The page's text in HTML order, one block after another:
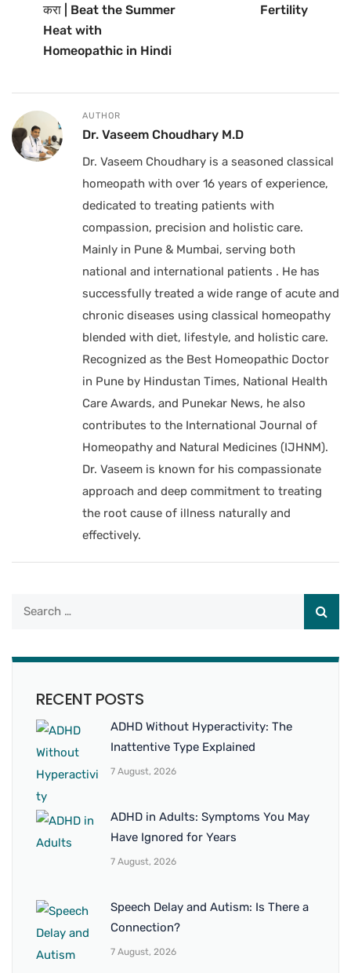
करा | Beat the Summer
Heat with
Homeopathic in Hindi
Fertility
AUTHOR
Dr. Vaseem Choudhary M.D
Dr. Vaseem Choudhary is a seasoned classical
homeopath with over 16 years of experience,
dedicated to treating patients with
compassion, precision and holistic care.
Mainly in Pune & Mumbai, serving both
national and international patients . He has
successfully treated a wide range of acute and
chronic diseases using classical homeopathy
blended with diet, lifestyle, and holistic care.
Recognized as the Best Homeopathic Doctor
in Pune by Hindustan Times, National Health
Care Awards, and Punekar News, he also
contributes to the International Journal of
Homeopathy and Natural Medicines (IJHNM).
Dr. Vaseem is known for his compassionate
approach and deep commitment to treating
the root cause of illness naturally and
effectively.
RECENT POSTS
ADHD Without Hyperactivity: The
Inattentive Type Explained
7 August, 2026
ADHD in Adults: Symptoms You May
Have Ignored for Years
7 August, 2026
Speech Delay and Autism: Is There a
Connection?
7 August, 2026